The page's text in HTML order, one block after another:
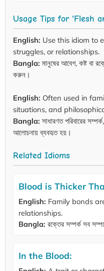
Usage Tips for 'Flesh
English: Use this idiom to
struggles, or relationships.
Bangla: মানুষের আবেগ, কষ্ট বা
করুন।
English: Often used in
situations, and
Bangla: সাধারণত পরিবারের
আলোচনায় ব্যবহৃত হয়।
Related Idioms
Blood is Thicker
English: Family bonds
relationships.
Bangla: রক্তের সম্পর্ক সব
In the Blood: